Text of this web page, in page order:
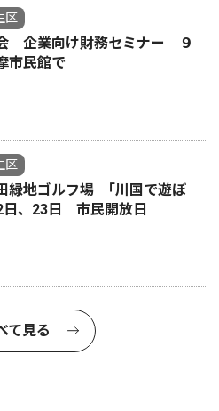
区
企業向け財務セミナー ９
民館で
区
緑地ゴルフ場 ｢川国で遊ぼ
、23日 市民開放日
て見る